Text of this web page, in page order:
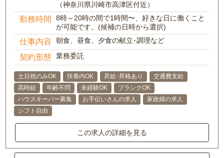
（神奈川県川崎市高津区付近）
勤務時間
8時～20時の間で1時間〜、好きな日に働くこと
が可能です。(候補の日時から選択)
仕事内容 朝食、昼食、夕食の献立･調理など
契約形態 業務委託
土日祝のみOK 扶養内OK 昇給･昇格あり
交通費支給
高時給
年齢不問 未経験OK
ブランクOK
ハウスキーパー募集
お手伝いさんの求人
家政婦の求人
シフト自由
この求人の詳細を見る